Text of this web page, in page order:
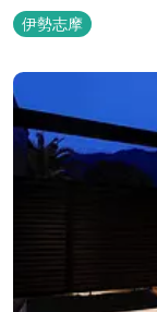
等、お客様のご要望
ら、徒歩2分です。
伊勢志摩